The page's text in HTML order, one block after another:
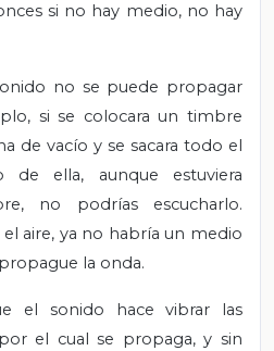
si no hay medio, no hay
no se puede propagar
si se colocara un timbre
de vacío y se sacara todo el
ella, aunque estuviera
no podrías escucharlo.
aire, ya no habría un medio
la onda.
el sonido hace vibrar las
el cual se propaga, y sin